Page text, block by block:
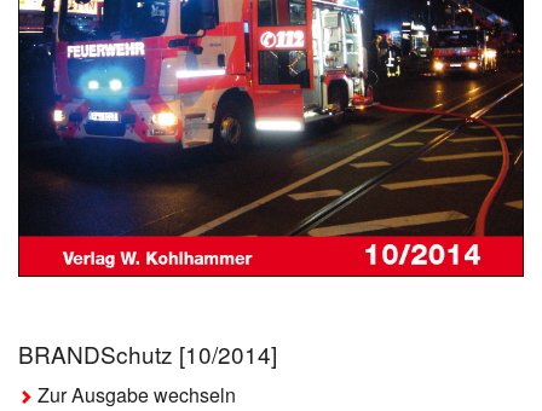
BRANDSchutz [10/2014]
Zur Ausgabe wechseln